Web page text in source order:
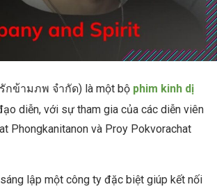
รักข้ามภพ จำกัด) là một bộ phim kinh dị
diễn, với sự tham gia của các diễn viên
Phongkanitanon và Proy Pokvorachat
lập một công ty đặc biệt giúp kết nối